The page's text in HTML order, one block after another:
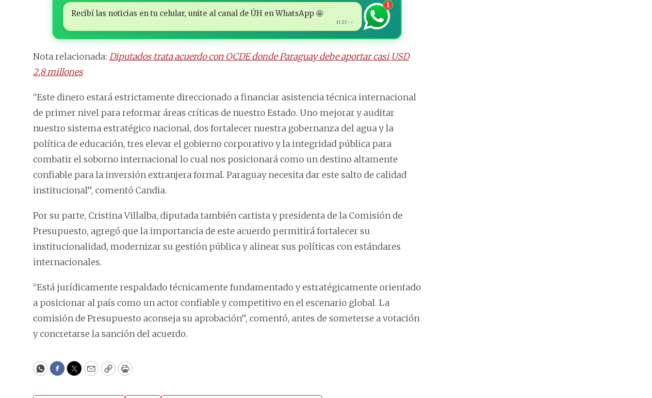
Recibí las noticias en tu celular, unite al canal de ÚH en WhatsApp 🤩
13:27✓✓
1
Nota relacionada: Diputados trata acuerdo con OCDE donde Paraguay debe aportar casi USD
2,8 millones
“Este dinero estará estrictamente direccionado a financiar asistencia técnica internacional
de primer nivel para reformar áreas críticas de nuestro Estado. Uno mejorar y auditar
nuestro sistema estratégico nacional, dos fortalecer nuestra gobernanza del agua y la
política de educación, tres elevar el gobierno corporativo y la integridad pública para
combatir el soborno internacional lo cual nos posicionará como un destino altamente
confiable para la inversión extranjera formal. Paraguay necesita dar este salto de calidad
institucional”, comentó Candia.
Por su parte, Cristina Villalba, diputada también cartista y presidenta de la Comisión de
Presupuesto, agregó que la importancia de este acuerdo permitirá fortalecer su
institucionalidad, modernizar su gestión pública y alinear sus políticas con estándares
internacionales.
“Está jurídicamente respaldado técnicamente fundamentado y estratégicamente orientado
a posicionar al país como un actor confiable y competitivo en el escenario global. La
comisión de Presupuesto aconseja su aprobación”, comentó, antes de someterse a votación
y concretarse la sanción del acuerdo.
WhatsApp
Facebook
Twitter
EmailCopyPrint